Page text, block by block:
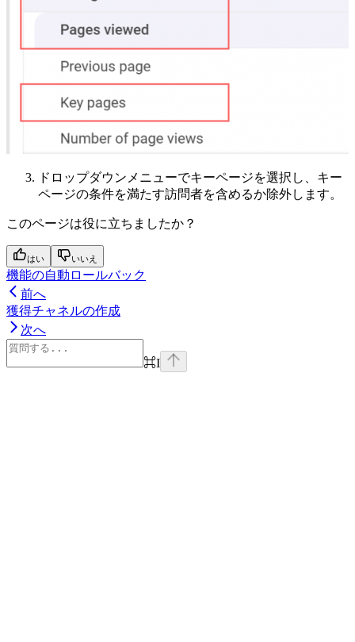
ドロップダウンメニューでキーページを選択し、キー
ページの条件を満たす訪問者を含めるか除外します。
このページは役に立ちましたか？
はい いいえ
機能の自動ロールバック
前へ
獲得チャネルの作成
次へ
⌘I